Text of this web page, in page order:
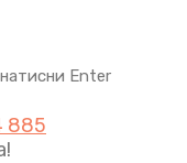
Enter
885